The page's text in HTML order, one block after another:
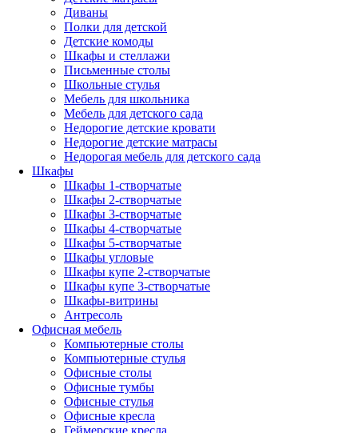
Диваны
Полки для детской
Детские комоды
Шкафы и стеллажи
Письменные столы
Школьные стулья
Мебель для школьника
Мебель для детского сада
Недорогие детские кровати
Недорогие детские матрасы
Недорогая мебель для детского сада
Шкафы
Шкафы 1-створчатые
Шкафы 2-створчатые
Шкафы 3-створчатые
Шкафы 4-створчатые
Шкафы 5-створчатые
Шкафы угловые
Шкафы купе 2-створчатые
Шкафы купе 3-створчатые
Шкафы-витрины
Антресоль
Офисная мебель
Компьютерные столы
Компьютерные стулья
Офисные столы
Офисные тумбы
Офисные стулья
Офисные кресла
Геймерские кресла